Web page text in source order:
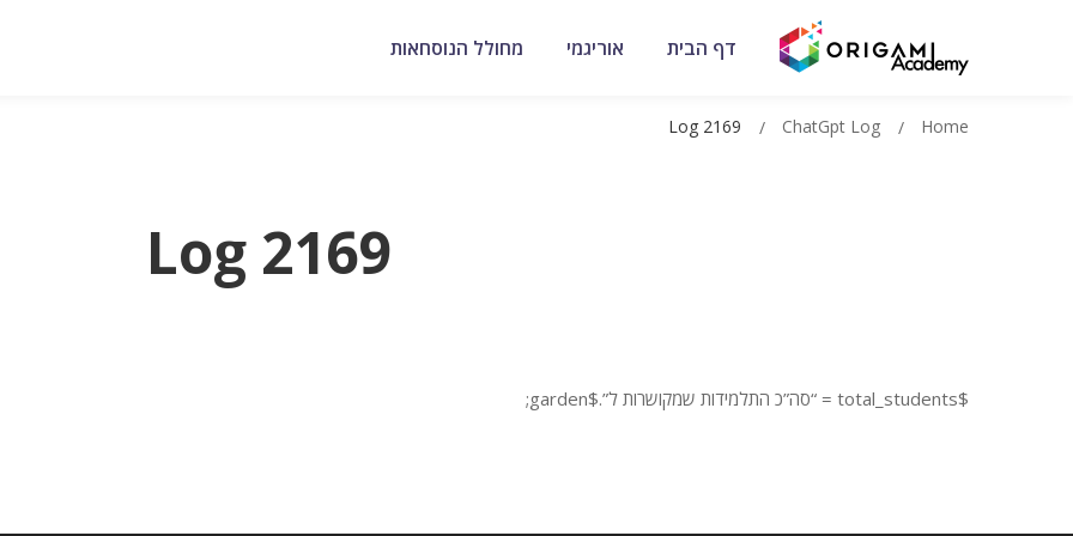
דף הבית אוריגמי מחולל הנוסחאות
Log 2169
Home
ChatGpt Log
Log 2169
$total_students = “סה”כ התלמידות שמקושרות ל”.$garden;